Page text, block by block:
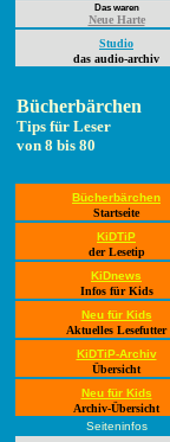
Das waren
Neue Harte
Studio
das audio-archiv
Bücherbärchen
Tips für Leser
von 8 bis 80
Bücherbärchen
Startseite
KiDTiP
der Lesetip
KiDnews
Infos für Kids
Neu für Kids
Aktuelles Lesefutter
KiDTiP-Archiv
Übersicht
Neu für Kids
Archiv-Übersicht
Seiteninfos